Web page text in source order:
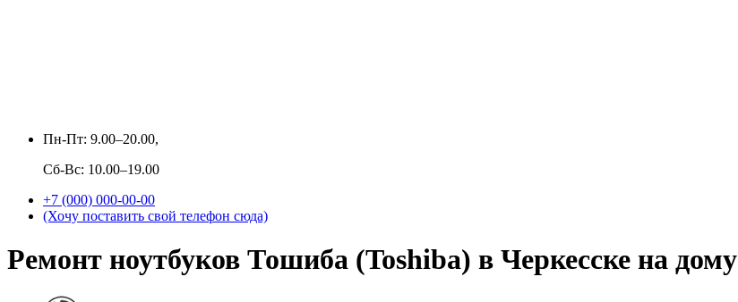
Пн-Пт: 9.00–20.00,
Сб-Вс: 10.00–19.00
+7 (000) 000-00-00
(Хочу поставить свой телефон сюда)
Ремонт ноутбуков Тошиба (Toshiba) в Черкесске на дому